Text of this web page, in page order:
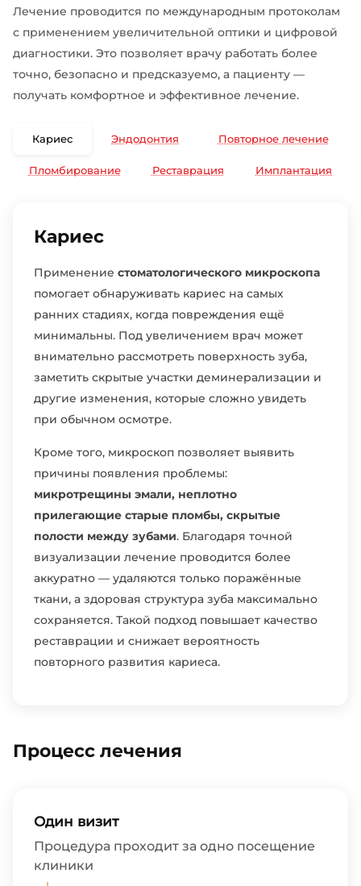
Лечение проводится по международным протоколам
с применением увеличительной оптики и цифровой
диагностики. Это позволяет врачу работать более
точно, безопасно и предсказуемо, а пациенту —
получать комфортное и эффективное лечение.
Кариес Эндодонтия Повторное лечение
Пломбирование Реставрация Имплантация
Кариес
Применение стоматологического микроскопа
помогает обнаруживать кариес на самых
ранних стадиях, когда повреждения ещё
минимальны. Под увеличением врач может
внимательно рассмотреть поверхность зуба,
заметить скрытые участки деминерализации и
другие изменения, которые сложно увидеть
при обычном осмотре.
Кроме того, микроскоп позволяет выявить
причины появления проблемы:
микротрещины эмали, неплотно
прилегающие старые пломбы, скрытые
полости между зубами. Благодаря точной
визуализации лечение проводится более
аккуратно — удаляются только поражённые
ткани, а здоровая структура зуба максимально
сохраняется. Такой подход повышает качество
реставрации и снижает вероятность
повторного развития кариеса.
Процесс лечения
Один визит
Процедура проходит за одно посещение
клиники